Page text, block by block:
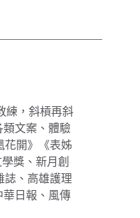
練，斜槓再斜
類文案、體驗
花開》《表姊
獎、新月創
誌、高雄護理
華日報、風傳